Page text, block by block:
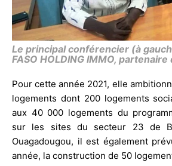
Le principal conférencier (à
FASO HOLDING IMMO, partenaire
Pour cette année 2021, elle
logements dont 200 logements
aux 40 000 logements du
sur les sites du secteur 23 de
Ouagadougou, il est également
année, la construction de 50